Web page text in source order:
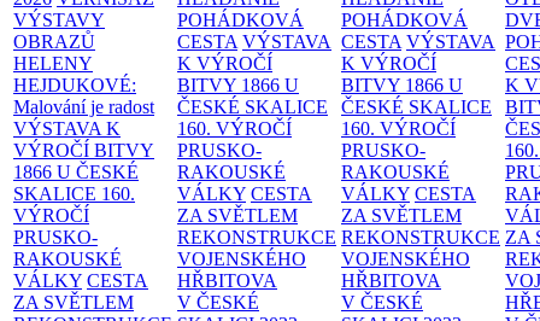
VÝSTAVY
OBRAZŮ
HELENY
HEJDUKOVÉ:
Malování je radost
VÝSTAVA K
VÝROČÍ BITVY
1866 U ČESKÉ
SKALICE 160.
VÝROČÍ
PRUSKO-
RAKOUSKÉ
VÁLKY CESTA
ZA SVĚTLEM
POHÁDKOVÁ
CESTA VÝSTAVA
K VÝROČÍ
BITVY 1866 U
ČESKÉ SKALICE
160. VÝROČÍ
PRUSKO-
RAKOUSKÉ
VÁLKY CESTA
ZA SVĚTLEM
REKONSTRUKCE
VOJENSKÉHO
HŘBITOVA
V ČESKÉ
POHÁDKOVÁ
CESTA VÝSTAVA
K VÝROČÍ
BITVY 1866 U
ČESKÉ SKALICE
160. VÝROČÍ
PRUSKO-
RAKOUSKÉ
VÁLKY CESTA
ZA SVĚTLEM
REKONSTRUKCE
VOJENSKÉHO
HŘBITOVA
V ČESKÉ
K
ZA